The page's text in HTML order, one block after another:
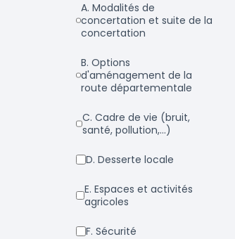
a. Modalités de
concertation et suite de la
concertation
b. Options
d'aménagement de la
route départementale
c. Cadre de vie (bruit,
santé, pollution,...)
d. Desserte locale
e. Espaces et activités
agricoles
f. Sécurité